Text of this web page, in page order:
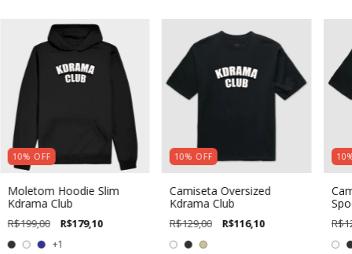
10% OFF
Moletom Hoodie Slim
Kdrama Club
R$199,00 R$179,10
+1
10% OFF
Camiseta Oversized
Kdrama Club
R$129,00 R$116,10
10